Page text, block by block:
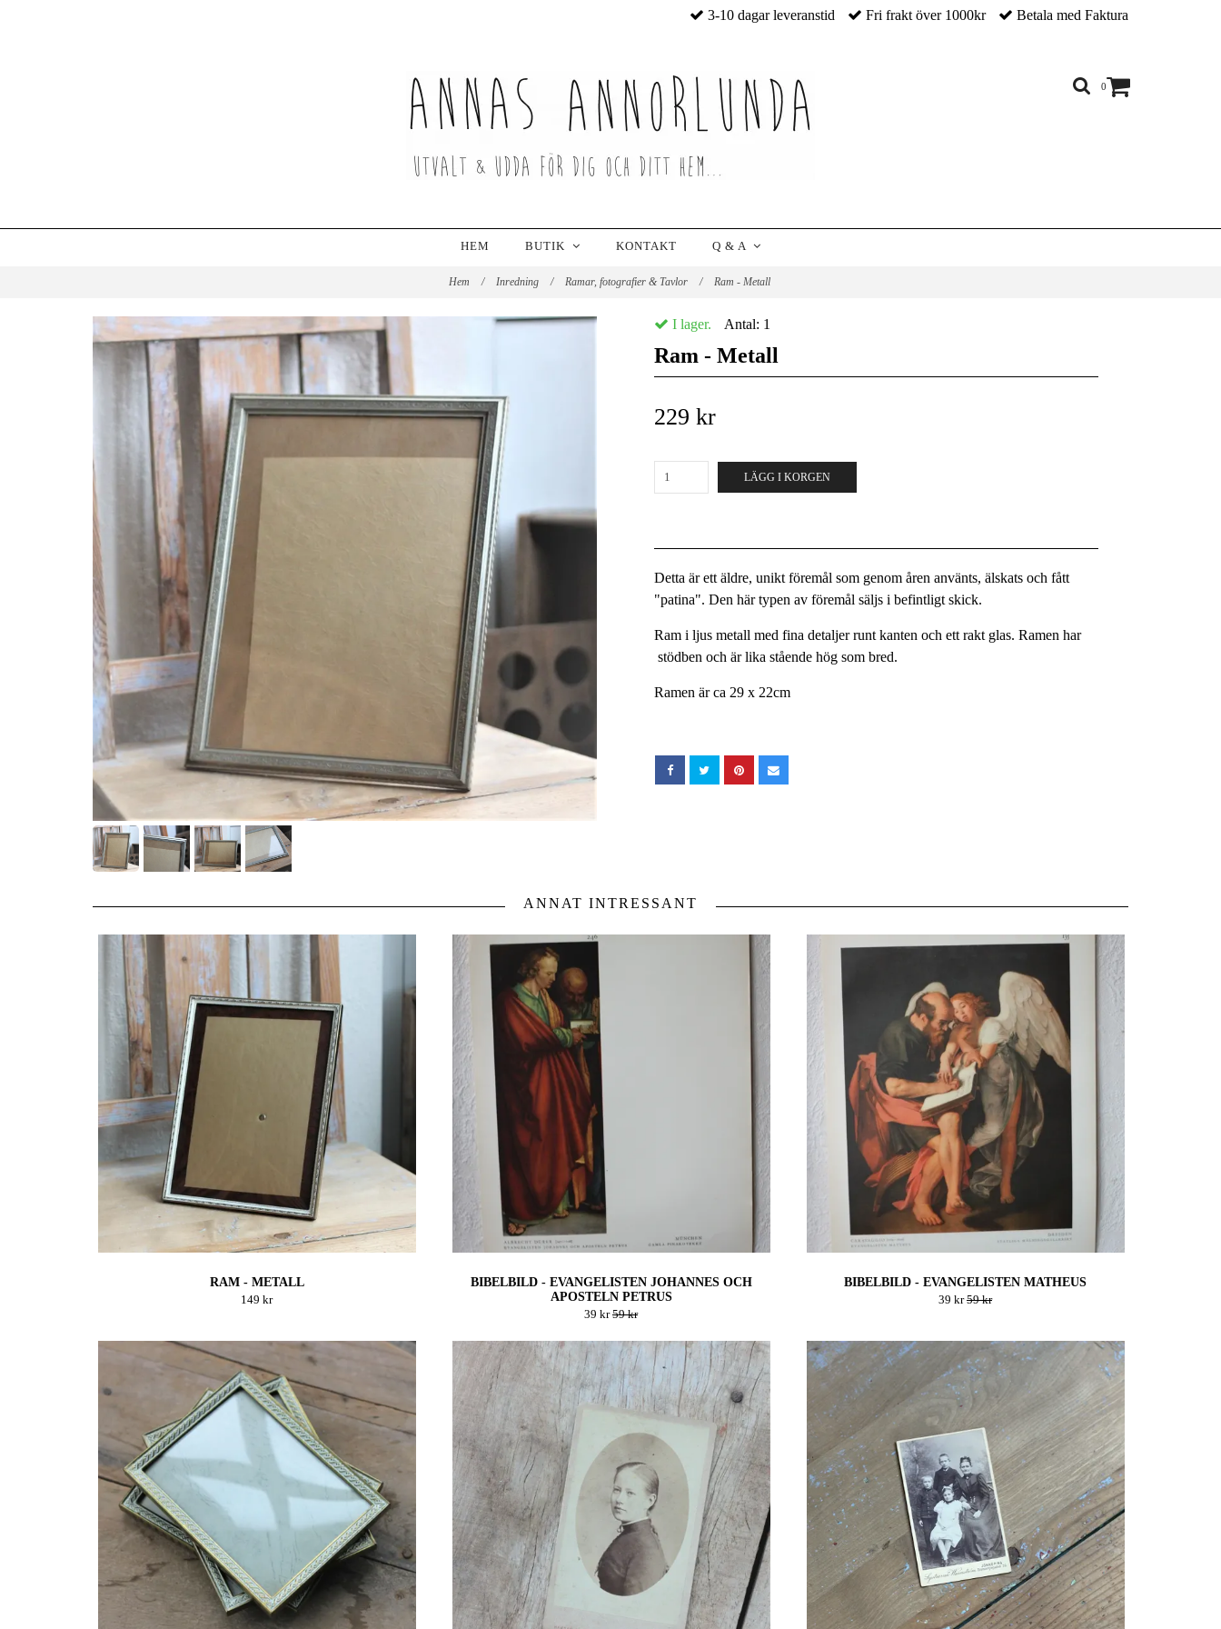
3-10 dagar leveranstid Fri frakt över 1000kr Betala med Faktura
0
HEM BUTIK KONTAKT Q & A
Hem / Inredning / Ramar, fotografier & Tavlor / Ram - Metall
I lager. Antal: 1
Ram - Metall
229 kr
LÄGG I KORGEN
Detta är ett äldre, unikt föremål som genom åren använts, älskats och fått
"patina". Den här typen av föremål säljs i befintligt skick.
Ram i ljus metall med fina detaljer runt kanten och ett rakt glas. Ramen har
stödben och är lika stående hög som bred.
Ramen är ca 29 x 22cm
ANNAT INTRESSANT
RAM - METALL
149 kr
BIBELBILD - EVANGELISTEN JOHANNES OCH
APOSTELN PETRUS
39 kr59 kr
BIBELBILD - EVANGELISTEN MATHEUS
39 kr59 kr